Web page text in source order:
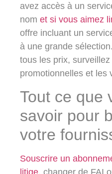
avez accès à un
nom et si vous aimez
offre incluant un
à une grande
tous les prix,
promotionnelles et les
Tout ce que
savoir pour
votre
Souscrire un